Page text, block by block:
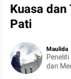
Kuasa
Pati
Maulida
Peneliti
dan